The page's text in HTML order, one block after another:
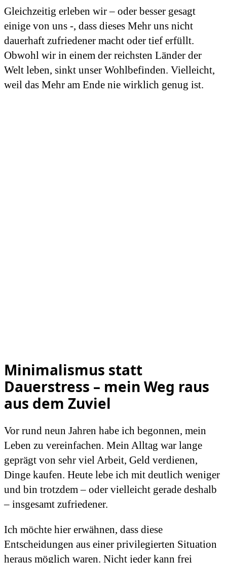
Gleichzeitig erleben wir – oder besser gesagt
einige von uns -, dass dieses Mehr uns nicht
dauerhaft zufriedener macht oder tief erfüllt.
Obwohl wir in einem der reichsten Länder der
Welt leben, sinkt unser Wohlbefinden. Vielleicht,
weil das Mehr am Ende nie wirklich genug ist.
Minimalismus statt
Dauerstress – mein Weg raus
aus dem Zuviel
Vor rund neun Jahren habe ich begonnen, mein
Leben zu vereinfachen. Mein Alltag war lange
geprägt von sehr viel Arbeit, Geld verdienen,
Dinge kaufen. Heute lebe ich mit deutlich weniger
und bin trotzdem – oder vielleicht gerade deshalb
– insgesamt zufriedener.
Ich möchte hier erwähnen, dass diese
Entscheidungen aus einer privilegierten Situation
heraus möglich waren. Nicht jeder kann frei